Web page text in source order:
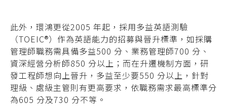
此外，環鴻更從2005 年起，採用多益英語測驗
（TOEIC®）作為英語能力的招募與晉升標準，如採購
管理師職務需具備多益500 分、業務管理師700 分、
資深經營分析師850 分以上；而在升遷機制方面，研
發工程師想向上晉升，多益至少要550 分以上，針對
理級、處級主管則有更高要求，依職務需求最高標準分
為605 分及730 分不等。